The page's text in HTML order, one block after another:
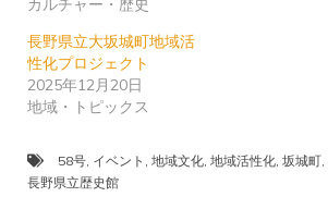
カルチャー・歴史
長野県立大坂城町地域活
性化プロジェクト
2025年12月20日
地域・トピックス
58号 イベント 地域文化 地域活性化 坂城町
長野県立歴史館